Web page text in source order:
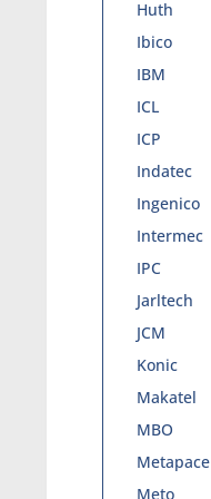
Huth
Ibico
IBM
ICL
ICP
Indatec
Ingenico
Intermec
IPC
Jarltech
JCM
Konic
Makatel
MBO
Metapace
Meto